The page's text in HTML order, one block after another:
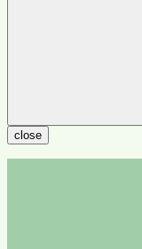
close